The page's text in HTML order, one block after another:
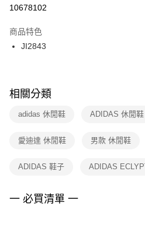
１．於結帳方式選擇「AFTEE先享後付」
２．訂單成立數日內，您將收到繳費通知
３．收到繳費通知簡訊後14天內，點擊此
ATM／網路銀行／等多元方式進行付款，
※ 交易是否成功請以「AFTEE先享後付
是否繳費成功／繳費後需取消欲退款等相
客戶支援中心」https://
１．透過由恩沛科技股份有限公司提供之
權轉讓予恩沛科技股份有限公司。
３．未成年的使用者請事先徵得法定代理
「AFTEE先享後付」，若未經同意申辦者
每筆NT$100，滿NT$1,500(含以上)免
付款後門市自取
每筆NT$100，滿NT$1,500(含以上)免
10678102
商品特色
JI2843
相關分類
adidas 休閒鞋 ADIDAS 休閒鞋
愛迪達 休閒鞋 男款 休閒鞋
ADIDAS 鞋子 ADIDAS
一 必買清單 一